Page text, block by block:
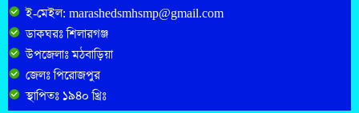
ই-মেইল: marashedsmhsmp@gmail.com
ডাকঘরঃ শিলারগঞ্জ
উপজেলাঃ মঠবাড়িয়া
জেলঃ পিরোজপুর
স্থাপিতঃ ১৯৪০ খ্রিঃ